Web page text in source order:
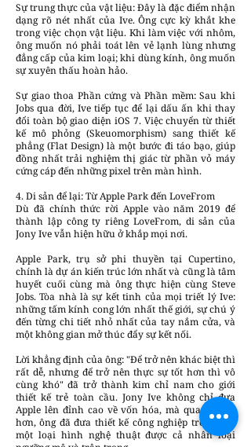
Sự trung thực của vật liệu: Đây là đặc điểm nhận
dạng rõ nét nhất của Ive. Ông cực kỳ khắt khe
trong việc chọn vật liệu. Khi làm việc với nhôm,
ông muốn nó phải toát lên vẻ lạnh lùng nhưng
đẳng cấp của kim loại; khi dùng kính, ông muốn
sự xuyên thấu hoàn hảo.
Sự giao thoa Phần cứng và Phần mềm: Sau khi
Jobs qua đời, Ive tiếp tục để lại dấu ấn khi thay
đổi toàn bộ giao diện iOS 7. Việc chuyển từ thiết
kế mô phỏng (Skeuomorphism) sang thiết kế
phẳng (Flat Design) là một bước đi táo bạo, giúp
đồng nhất trải nghiệm thị giác từ phần vỏ máy
cứng cáp đến những pixel trên màn hình.
4. Di sản để lại: Từ Apple Park đến LoveFrom
Dù đã chính thức rời Apple vào năm 2019 để
thành lập công ty riêng LoveFrom, di sản của
Jony Ive vẫn hiện hữu ở khắp mọi nơi.
Apple Park, trụ sở phi thuyền tại Cupertino,
chính là dự án kiến trúc lớn nhất và cũng là tâm
huyết cuối cùng mà ông thực hiện cùng Steve
Jobs. Tòa nhà là sự kết tinh của mọi triết lý Ive:
những tấm kính cong lớn nhất thế giới, sự chú ý
đến từng chi tiết nhỏ nhất của tay nắm cửa, và
một không gian mở thúc đẩy sự kết nối.
Lời khẳng định của ông: "Để trở nên khác biệt thì
rất dễ, nhưng để trở nên thực sự tốt hơn thì vô
cùng khó" đã trở thành kim chỉ nam cho giới
thiết kế trẻ toàn cầu. Jony Ive không chỉ đưa
Apple lên đỉnh cao về vốn hóa, mà quan trọng
hơn, ông đã đưa thiết kế công nghiệp trở thành
một loại hình nghệ thuật được cả nhân loại